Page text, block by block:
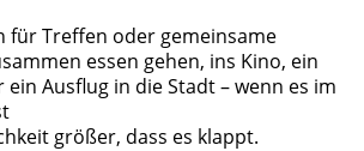
für Treffen oder gemeinsame
essen gehen, ins Kino, ein
Ausflug in die Stadt – wenn es im
größer, dass es klappt.